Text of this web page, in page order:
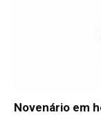
Novenário em